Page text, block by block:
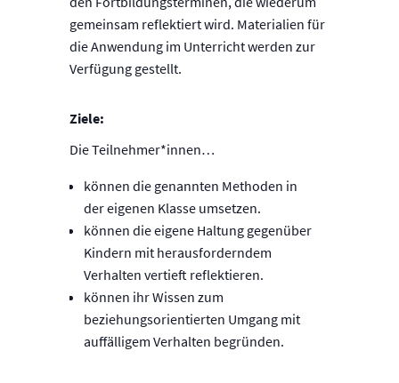
gemeinsam reflektiert wird. Materialien für
die Anwendung im Unterricht werden zur
Verfügung gestellt.
Ziele:
Die Teilnehmer*innen…
können die genannten Methoden in
der eigenen Klasse umsetzen.
können die eigene Haltung gegenüber
Kindern mit herausforderndem
Verhalten vertieft reflektieren.
können ihr Wissen zum
beziehungsorientierten Umgang mit
auffälligem Verhalten begründen.